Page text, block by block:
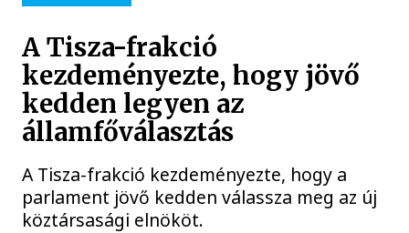
A Tisza-frakció
kezdeményezte, hogy jövő
kedden legyen az
államfőválasztás
A Tisza-frakció kezdeményezte, hogy a
parlament jövő kedden válassza meg az új
köztársasági elnököt.